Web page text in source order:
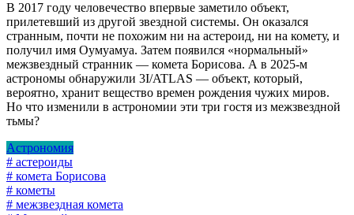
В 2017 году человечество впервые заметило объект,
прилетевший из другой звездной системы. Он оказался
странным, почти не похожим ни на астероид, ни на комету, и
получил имя Оумуамуа. Затем появился «нормальный»
межзвездный странник — комета Борисова. А в 2025-м
астрономы обнаружили 3I/ATLAS — объект, который,
вероятно, хранит вещество времен рождения чужих миров.
Но что изменили в астрономии эти три гостя из межзвездной
тьмы?
Астрономия
# астероиды
# комета Борисова
# кометы
# межзвездная комета